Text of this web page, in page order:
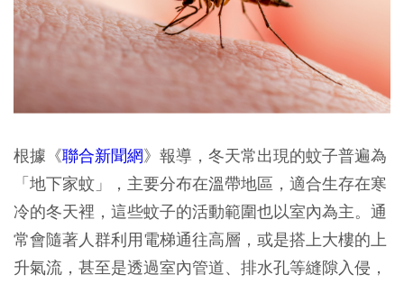
根據《聯合新聞網》報導，冬天常出現的蚊子普遍為
「地下家蚊」，主要分布在溫帶地區，適合生存在寒
冷的冬天裡，這些蚊子的活動範圍也以室內為主。通
常會隨著人群利用電梯通往高層，或是搭上大樓的上
升氣流，甚至是透過室內管道、排水孔等縫隙入侵，